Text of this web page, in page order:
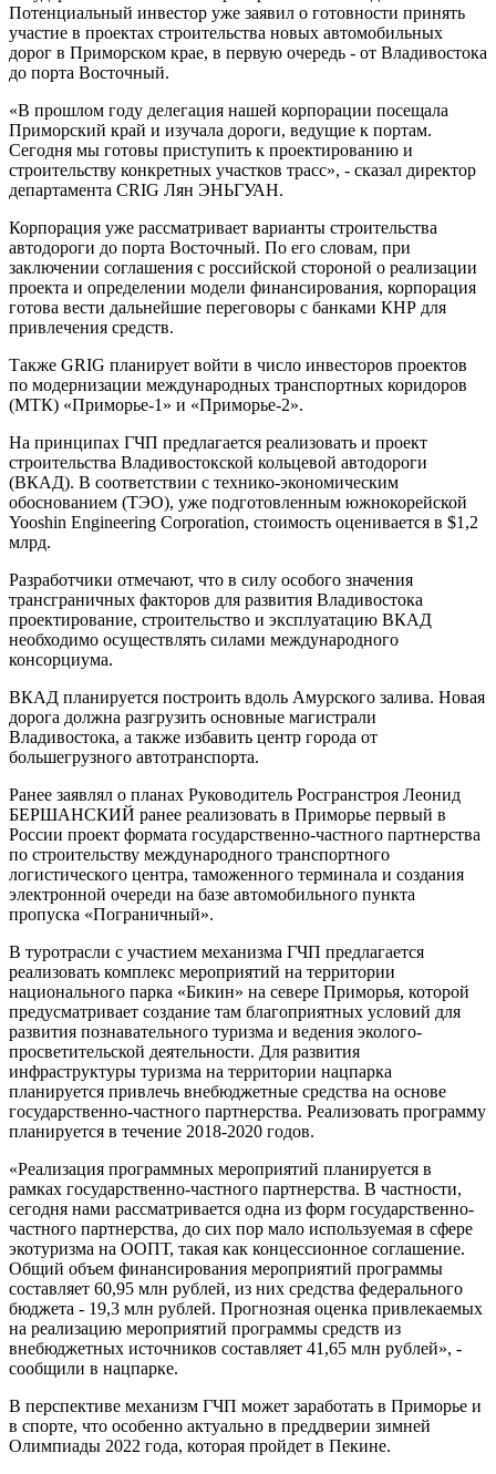
Потенциальный инвестор уже заявил о готовности принять
участие в проектах строительства новых автомобильных
дорог в Приморском крае, в первую очередь - от Владивостока
до порта Восточный.
«В прошлом году делегация нашей корпорации посещала
Приморский край и изучала дороги, ведущие к портам.
Сегодня мы готовы приступить к проектированию и
строительству конкретных участков трасс», - сказал директор
департамента CRIG Лян ЭНЬГУАН.
Корпорация уже рассматривает варианты строительства
автодороги до порта Восточный. По его словам, при
заключении соглашения с российской стороной о реализации
проекта и определении модели финансирования, корпорация
готова вести дальнейшие переговоры с банками КНР для
привлечения средств.
Также GRIG планирует войти в число инвесторов проектов
по модернизации международных транспортных коридоров
(МТК) «Приморье-1» и «Приморье-2».
На принципах ГЧП предлагается реализовать и проект
строительства Владивостокской кольцевой автодороги
(ВКАД). В соответствии с технико-экономическим
обоснованием (ТЭО), уже подготовленным южнокорейской
Yooshin Engineering Corporation, стоимость оценивается в $1,2
млрд.
Разработчики отмечают, что в силу особого значения
трансграничных факторов для развития Владивостока
проектирование, строительство и эксплуатацию ВКАД
необходимо осуществлять силами международного
консорциума.
ВКАД планируется построить вдоль Амурского залива. Новая
дорога должна разгрузить основные магистрали
Владивостока, а также избавить центр города от
большегрузного автотранспорта.
Ранее заявлял о планах Руководитель Росгранстроя Леонид
БЕРШАНСКИЙ ранее реализовать в Приморье первый в
России проект формата государственно-частного партнерства
по строительству международного транспортного
логистического центра, таможенного терминала и создания
электронной очереди на базе автомобильного пункта
пропуска «Пограничный».
В туротрасли с участием механизма ГЧП предлагается
реализовать комплекс мероприятий на территории
национального парка «Бикин» на севере Приморья, которой
предусматривает создание там благоприятных условий для
развития познавательного туризма и ведения эколого-
просветительской деятельности. Для развития
инфраструктуры туризма на территории нацпарка
планируется привлечь внебюджетные средства на основе
государственно-частного партнерства. Реализовать программу
планируется в течение 2018-2020 годов.
«Реализация программных мероприятий планируется в
рамках государственно-частного партнерства. В частности,
сегодня нами рассматривается одна из форм государственно-
частного партнерства, до сих пор мало используемая в сфере
экотуризма на ООПТ, такая как концессионное соглашение.
Общий объем финансирования мероприятий программы
составляет 60,95 млн рублей, из них средства федерального
бюджета - 19,3 млн рублей. Прогнозная оценка привлекаемых
на реализацию мероприятий программы средств из
внебюджетных источников составляет 41,65 млн рублей», -
сообщили в нацпарке.
В перспективе механизм ГЧП может заработать в Приморье и
в спорте, что особенно актуально в преддверии зимней
Олимпиады 2022 года, которая пройдет в Пекине.